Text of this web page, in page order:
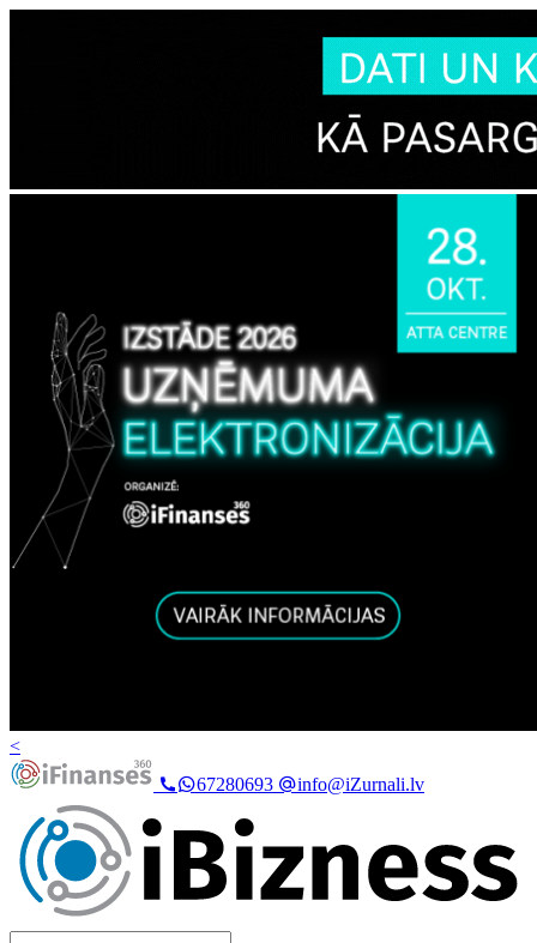
<
67280693
info@iZurnali.lv